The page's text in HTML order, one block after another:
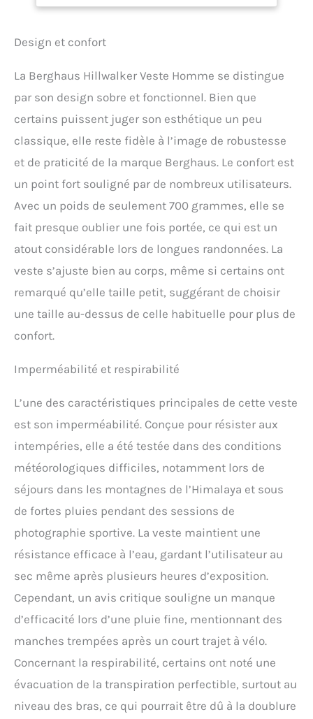
Interactive Gore-Tex offre
d'enfant Design interactif :
peu de choses sont plus
pratiques qu'une capuche
enroulable offrant une
protection supplémentaire
contre les intempéries. Cet
essentiel de randonnée se
range facilement lorsque
le soleil brille et les deux
poches chauffe-mains
inférieures sont une
bénédiction lorsque le
vent mord Durabilité et
chaleur : peu importe où
vous êtes, vous pouvez
compter sur l'extérieur
résistant et indéchirable
éclair InterActive, ce qui
fermer l'une de nos
couches intermédiaires
compatibles pour une
couche thermique
supplémentaire Garantie
chute ne passera par le
tissu Gore-Tex 2 couches,
est toujours
complètement respirant.
randonnées en montagne
ou les promenades de la
campagne Innovation
exceptionnelle : depuis
Berghaus, « Mountain
House » en Allemagne,
s'est engagé à fabriquer
des équipements
Design et confort
La Berghaus Hillwalker Veste Homme se distingue
par son design sobre et fonctionnel. Bien que
certains puissent juger son esthétique un peu
classique, elle reste fidèle à l’image de robustesse
et de praticité de la marque Berghaus. Le confort est
un point fort souligné par de nombreux utilisateurs.
Avec un poids de seulement 700 grammes, elle se
fait presque oublier une fois portée, ce qui est un
atout considérable lors de longues randonnées. La
veste s’ajuste bien au corps, même si certains ont
remarqué qu’elle taille petit, suggérant de choisir
une taille au-dessus de celle habituelle pour plus de
confort.
Imperméabilité et respirabilité
L’une des caractéristiques principales de cette veste
est son imperméabilité. Conçue pour résister aux
intempéries, elle a été testée dans des conditions
météorologiques difficiles, notamment lors de
séjours dans les montagnes de l’Himalaya et sous
de fortes pluies pendant des sessions de
photographie sportive. La veste maintient une
résistance efficace à l’eau, gardant l’utilisateur au
sec même après plusieurs heures d’exposition.
Cependant, un avis critique souligne un manque
d’efficacité lors d’une pluie fine, mentionnant des
manches trempées après un court trajet à vélo.
Concernant la respirabilité, certains ont noté une
évacuation de la transpiration perfectible, surtout au
niveau des bras, ce qui pourrait être dû à la doublure